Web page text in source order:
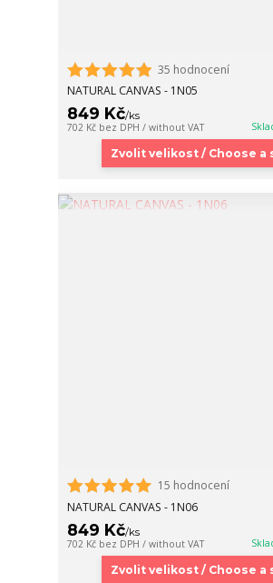
35 hodnocení
NATURAL CANVAS - 1N05
849 Kč/ks
702 Kč bez DPH / without VAT
Zvolit velikost / Choose a
15 hodnocení
NATURAL CANVAS - 1N06
849 Kč/ks
702 Kč bez DPH / without VAT
Zvolit velikost / Choose a